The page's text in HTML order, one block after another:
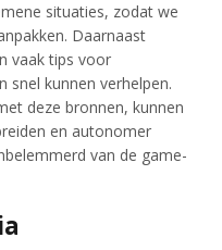
situaties, zodat we
Daarnaast
vaak tips voor
kunnen verhelpen.
deze bronnen, kunnen
en autonomer
van de game-